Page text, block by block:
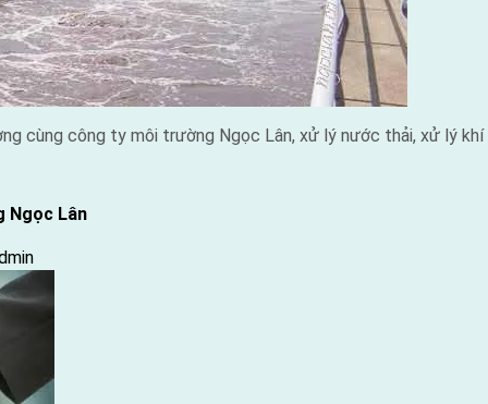
cùng công ty môi trường Ngọc Lân, xử lý nước thải, xử lý
Ngọc Lân